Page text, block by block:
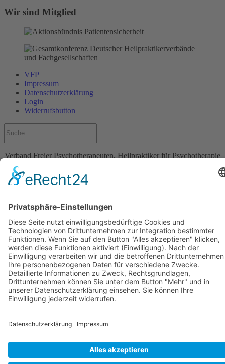
Wir sind Mitglied
VFP
Impressum
Datenschutzerklärung
Login
Widerrufsbutton
Verband Freier Psychotherapeuten, Heilpraktiker für Psychotherapie
und Psychologischer Berater e.V. Bildmaterial teils mit KI generiert.